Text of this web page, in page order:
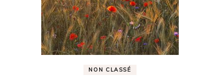
NON CLASSÉ